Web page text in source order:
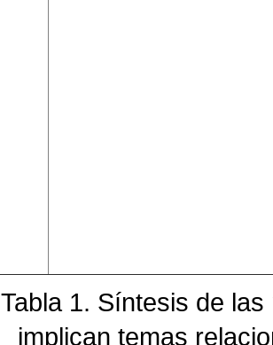
Tabla 1. Síntesis de
implican temas